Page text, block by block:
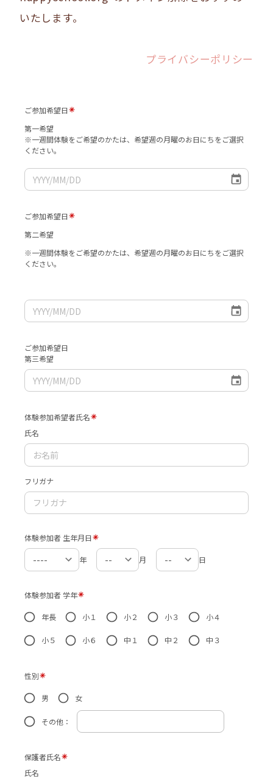
いたします。
プライバシーポリシー